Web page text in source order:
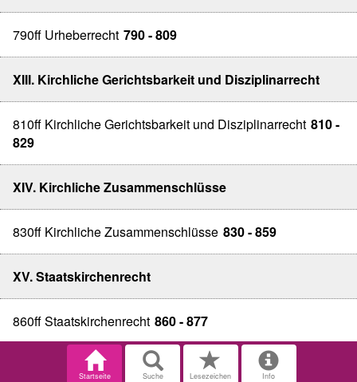
790ff Urheberrecht 790 - 809
XIII. Kirchliche Gerichtsbarkeit und Disziplinarrecht
810ff Kirchliche Gerichtsbarkeit und Disziplinarrecht 810 -
829
XIV. Kirchliche Zusammenschlüsse
830ff Kirchliche Zusammenschlüsse 830 - 859
XV. Staatskirchenrecht
860ff Staatskirchenrecht 860 - 877
Startseite Suche Lesezeichen Info